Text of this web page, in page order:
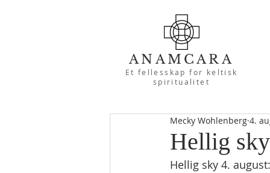
ANAMCARA
Et fellesskap for keltisk
spiritualitet
Hellig
Mecky Wohlenberg 4.
Hellig sky 4.